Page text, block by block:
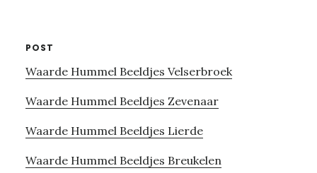
POST
Waarde Hummel Beeldjes Velserbroek
Waarde Hummel Beeldjes Zevenaar
Waarde Hummel Beeldjes Lierde
Waarde Hummel Beeldjes Breukelen